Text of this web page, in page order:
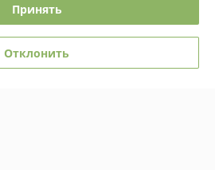
Принять
Отклонить